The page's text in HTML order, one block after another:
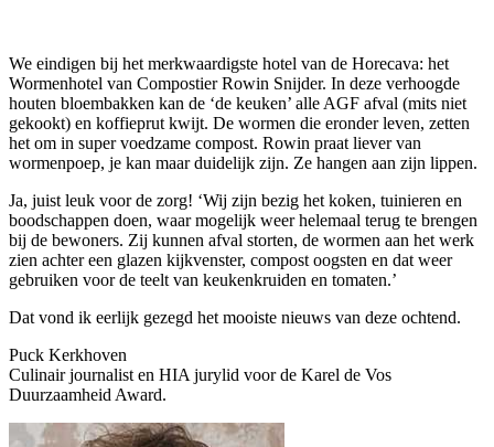
We eindigen bij het merkwaardigste hotel van de Horecava: het
Wormenhotel van Compostier Rowin Snijder. In deze verhoogde
houten bloembakken kan de ‘de keuken’ alle AGF afval (mits niet
gekookt) en koffieprut kwijt. De wormen die eronder leven, zetten
het om in super voedzame compost. Rowin praat liever van
wormenpoep, je kan maar duidelijk zijn. Ze hangen aan zijn lippen.
Ja, juist leuk voor de zorg! ‘Wij zijn bezig het koken, tuinieren en
boodschappen doen, waar mogelijk weer helemaal terug te brengen
bij de bewoners. Zij kunnen afval storten, de wormen aan het werk
zien achter een glazen kijkvenster, compost oogsten en dat weer
gebruiken voor de teelt van keukenkruiden en tomaten.’
Dat vond ik eerlijk gezegd het mooiste nieuws van deze ochtend.
Puck Kerkhoven
Culinair journalist en HIA jurylid voor de Karel de Vos
Duurzaamheid Award.